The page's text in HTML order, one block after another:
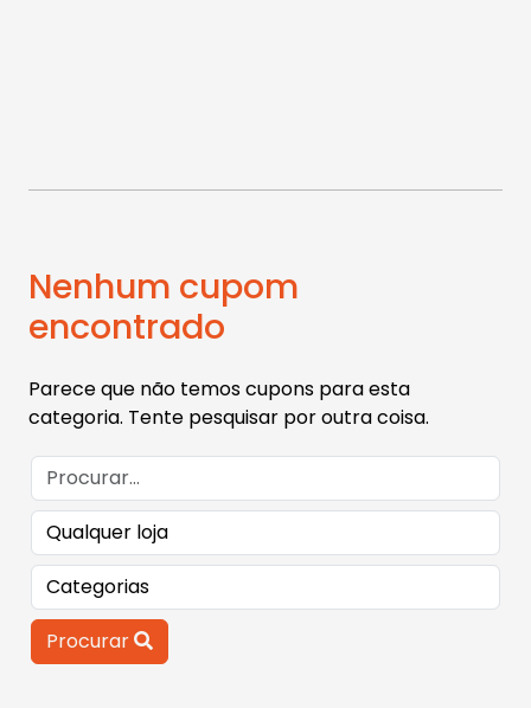
Nenhum cupom
encontrado
Parece que não temos cupons para esta
categoria. Tente pesquisar por outra coisa.
Procurar